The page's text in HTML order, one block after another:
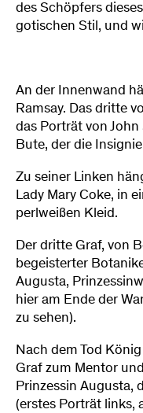
des Schöpfers
gotischen Stil, und
An der Innenwand
Ramsay. Das dritte
das Porträt von
Bute, der die
Zu seiner Linken
Lady Mary Coke, in
perlweißen Kleid.
Der dritte Graf, von
begeisterter
Augusta,
hier am Ende der
zu sehen).
Nach dem Tod
Graf zum Mentor
Prinzessin Augusta,
(erstes Porträt links,